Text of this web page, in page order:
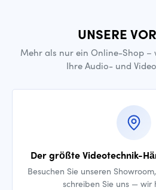
UNSERE
Mehr als nur ein Online-Shop
Ihre Audio- und
Der größte Videotechnik-
Besuchen Sie unseren
schreiben Sie uns — wir